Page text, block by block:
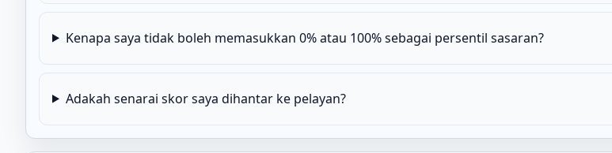
Kenapa saya tidak boleh memasukkan 0% atau 100% sebagai persentil sasaran?
Adakah senarai skor saya dihantar ke pelayan?